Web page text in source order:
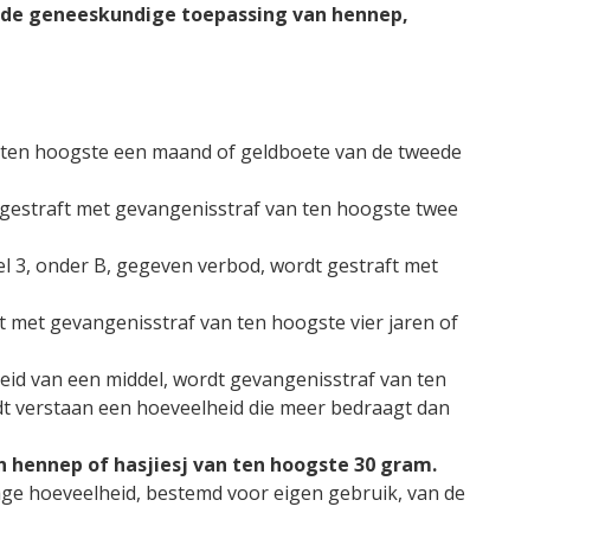
geneeskundige toepassing van hennep,
hoogste een maand of geldboete van de tweede
met gevangenisstraf van ten hoogste twee
onder B, gegeven verbod, wordt gestraft met
gevangenisstraf van ten hoogste vier jaren of
van een middel, wordt gevangenisstraf van ten
een hoeveelheid die meer bedraagt dan
hennep of hasjiesj van ten hoogste 30 gram.
hoeveelheid, bestemd voor eigen gebruik, van de